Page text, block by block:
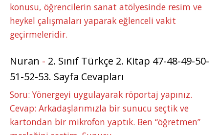
konusu, öğrencilerin sanat atölyesinde resim ve
heykel çalışmaları yaparak eğlenceli vakit
geçirmeleridir.
Nuran - 2. Sınıf Türkçe 2. Kitap 47-48-49-50-
51-52-53. Sayfa Cevapları
Soru: Yönergeyi uygulayarak röportaj yapınız.
Cevap: Arkadaşlarımızla bir sunucu seçtik ve
kartondan bir mikrofon yaptık. Ben “öğretmen”